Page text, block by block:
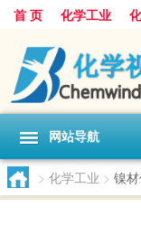
首 页 化学工业
网站导航
> 化学工业 > 镍